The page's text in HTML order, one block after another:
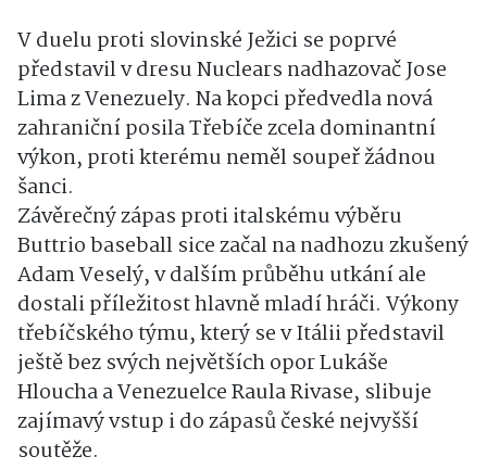
V duelu proti slovinské Ježici se poprvé
představil v dresu Nuclears nadhazovač Jose
Lima z Venezuely. Na kopci předvedla nová
zahraniční posila Třebíče zcela dominantní
výkon, proti kterému neměl soupeř žádnou
šanci.
Závěrečný zápas proti italskému výběru
Buttrio baseball sice začal na nadhozu zkušený
Adam Veselý, v dalším průběhu utkání ale
dostali příležitost hlavně mladí hráči. Výkony
třebíčského týmu, který se v Itálii představil
ještě bez svých největších opor Lukáše
Hloucha a Venezuelce Raula Rivase, slibuje
zajímavý vstup i do zápasů české nejvyšší
soutěže.